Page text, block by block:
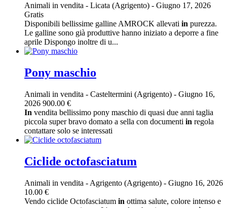
Animali in vendita - Licata (Agrigento) - Giugno 17, 2026
Gratis
Disponibili bellissime galline AMROCK allevati in purezza.
Le galline sono già produttive hanno iniziato a deporre a fine
aprile Dispongo inoltre di u...
Pony maschio
Animali in vendita - Casteltermini (Agrigento) - Giugno 16,
2026 900.00 €
In vendita bellissimo pony maschio di quasi due anni taglia
piccola super bravo domato a sella con documenti in regola
contattare solo se interessati
Ciclide octofasciatum
Animali in vendita - Agrigento (Agrigento) - Giugno 16, 2026
10.00 €
Vendo ciclide Octofasciatum in ottima salute, colore intenso e